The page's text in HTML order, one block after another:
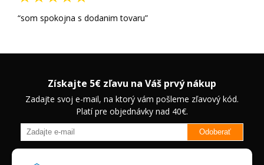
som spokojna s dodanim tovaru
Získajte 5€ zľavu na Váš prvý nákup
Zadajte svoj e-mail, na ktorý vám pošleme zľavový kód.
Platí pre objednávky nad 40€.
Odoberať